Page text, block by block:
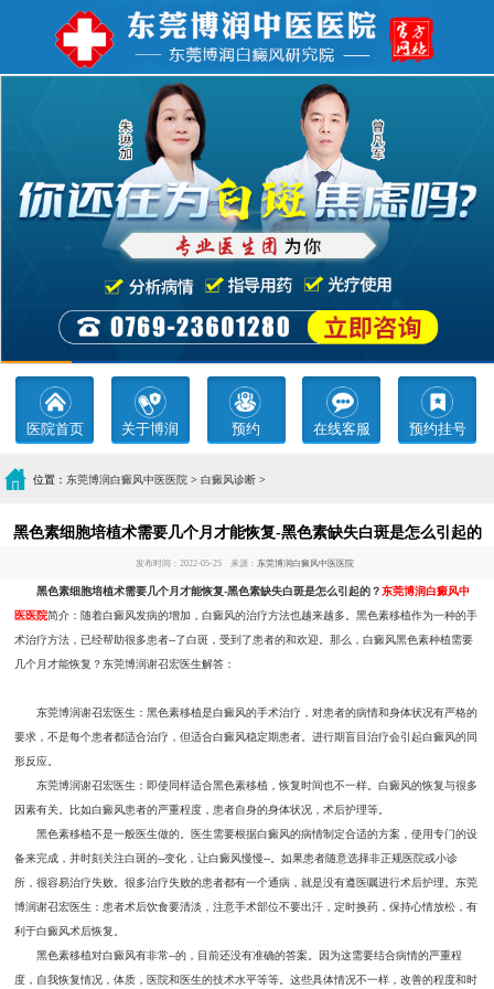
医院首页 关于博润 预约 在线客服 预约挂号
位置： 东莞博润白癜风中医医院 > 白癜风诊断 >
黑色素细胞培植术需要几个月才能恢复-黑色素缺失白斑是怎么引起的
发布时间：2022-05-25 来源： 东莞博润白癜风中医医院
黑色素细胞培植术需要几个月才能恢复-黑色素缺失白斑是怎么引起的？东莞博润白癜风中
医医院简介：随着白癜风发病的增加，白癜风的治疗方法也越来越多。黑色素移植作为一种的手
术治疗方法，已经帮助很多患者--了白斑，受到了患者的和欢迎。那么，白癜风黑色素种植需要
几个月才能恢复？东莞博润谢召宏医生解答：
东莞博润谢召宏医生：黑色素移植是白癜风的手术治疗，对患者的病情和身体状况有严格的
要求，不是每个患者都适合治疗，但适合白癜风稳定期患者。进行期盲目治疗会引起白癜风的同
形反应。
东莞博润谢召宏医生：即使同样适合黑色素移植，恢复时间也不一样。白癜风的恢复与很多
因素有关。比如白癜风患者的严重程度，患者自身的身体状况，术后护理等。
黑色素移植不是一般医生做的。医生需要根据白癜风的病情制定合适的方案，使用专门的设
备来完成，并时刻关注白斑的--变化，让白癜风慢慢--。如果患者随意选择非正规医院或小诊
所，很容易治疗失败。很多治疗失败的患者都有一个通病，就是没有遵医嘱进行术后护理。东莞
博润谢召宏医生：患者术后饮食要清淡，注意手术部位不要出汗，定时换药，保持心情放松，有
利于白癜风术后恢复。
黑色素移植对白癜风有非常--的，目前还没有准确的答案。因为这需要结合病情的严重程
度，自我恢复情况，体质，医院和医生的技术水平等等。这些具体情况不一样，改善的程度和时